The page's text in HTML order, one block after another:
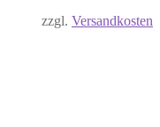
zzgl. Versandkosten